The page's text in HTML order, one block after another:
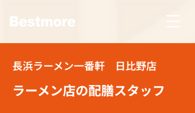
長浜ラーメン一番軒 日比野店
ラーメン店の配膳スタッフ